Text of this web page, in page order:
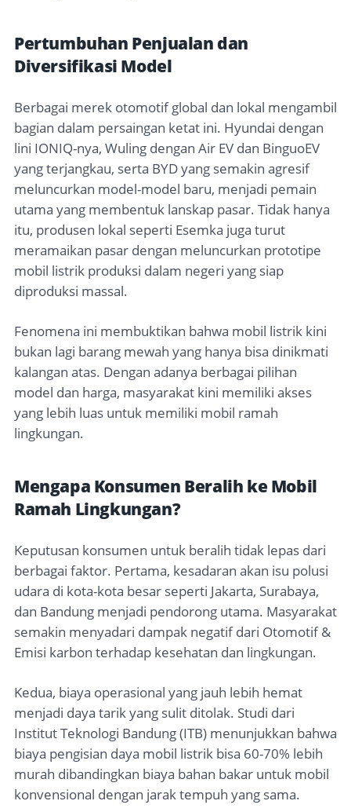
Pertumbuhan Penjualan dan
Diversifikasi Model
Berbagai merek otomotif global dan lokal mengambil
bagian dalam persaingan ketat ini. Hyundai dengan
lini IONIQ-nya, Wuling dengan Air EV dan BinguoEV
yang terjangkau, serta BYD yang semakin agresif
meluncurkan model-model baru, menjadi pemain
utama yang membentuk lanskap pasar. Tidak hanya
itu, produsen lokal seperti Esemka juga turut
meramaikan pasar dengan meluncurkan prototipe
mobil listrik produksi dalam negeri yang siap
diproduksi massal.
Fenomena ini membuktikan bahwa mobil listrik kini
bukan lagi barang mewah yang hanya bisa dinikmati
kalangan atas. Dengan adanya berbagai pilihan
model dan harga, masyarakat kini memiliki akses
yang lebih luas untuk memiliki mobil ramah
lingkungan.
Mengapa Konsumen Beralih ke Mobil
Ramah Lingkungan?
Keputusan konsumen untuk beralih tidak lepas dari
berbagai faktor. Pertama, kesadaran akan isu polusi
udara di kota-kota besar seperti Jakarta, Surabaya,
dan Bandung menjadi pendorong utama. Masyarakat
semakin menyadari dampak negatif dari Otomotif &
Emisi karbon terhadap kesehatan dan lingkungan.
Kedua, biaya operasional yang jauh lebih hemat
menjadi daya tarik yang sulit ditolak. Studi dari
Institut Teknologi Bandung (ITB) menunjukkan bahwa
biaya pengisian daya mobil listrik bisa 60-70% lebih
murah dibandingkan biaya bahan bakar untuk mobil
konvensional dengan jarak tempuh yang sama.